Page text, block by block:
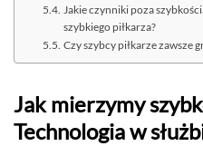
Jakie czynniki poza
szybkiego piłkarza?
Czy szybcy piłkarze zawsze
Jak mierzymy
Technologia w